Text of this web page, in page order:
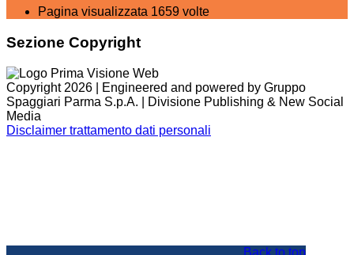
Pagina visualizzata 1659 volte
Sezione Copyright
Copyright 2026 | Engineered and powered by Gruppo
Spaggiari Parma S.p.A. | Divisione Publishing & New Social
Media
Disclaimer trattamento dati personali
Back to top